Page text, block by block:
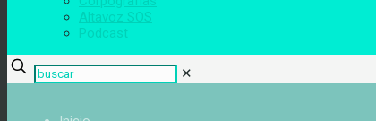
Altavoz SOS
Podcast
✕